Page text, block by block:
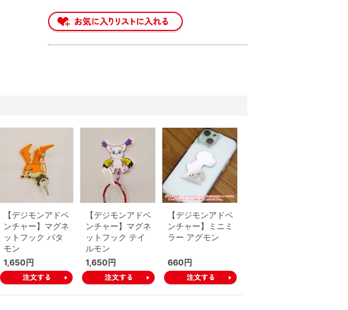
【デジモンアドベ
ンチャー】マグネ
ットフック パタ
モン
1,650円
【デジモンアドベ
ンチャー】マグネ
ットフック テイ
ルモン
1,650円
【デジモンアドベ
ンチャー】ミニミ
ラー アグモン
660円